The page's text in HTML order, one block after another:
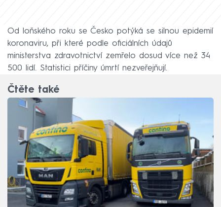
Od loňského roku se Česko potýká se silnou epidemií
koronaviru, při které podle oficiálních údajů
ministerstva zdravotnictví zemřelo dosud více než 34
500 lidí. Statistici příčiny úmrtí nezveřejňují.
Čtěte také